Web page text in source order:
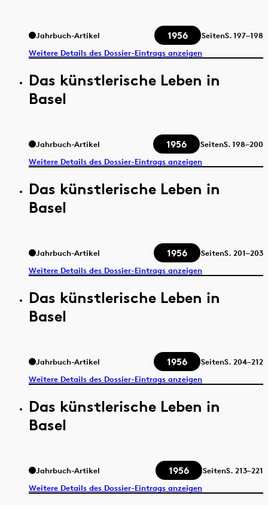
Jahrbuch-Artikel 1956 SeitenS.197–198
Weitere Details des Dossier-Eintrags anzeigen
Das künstlerische Leben in
Basel
Jahrbuch-Artikel 1956 SeitenS.198–200
Weitere Details des Dossier-Eintrags anzeigen
Das künstlerische Leben in
Basel
Jahrbuch-Artikel 1956 SeitenS. 201–203
Weitere Details des Dossier-Eintrags anzeigen
Das künstlerische Leben in
Basel
Jahrbuch-Artikel 1956 SeitenS. 204–212
Weitere Details des Dossier-Eintrags anzeigen
Das künstlerische Leben in
Basel
Jahrbuch-Artikel 1956 SeitenS. 213–221
Weitere Details des Dossier-Eintrags anzeigen